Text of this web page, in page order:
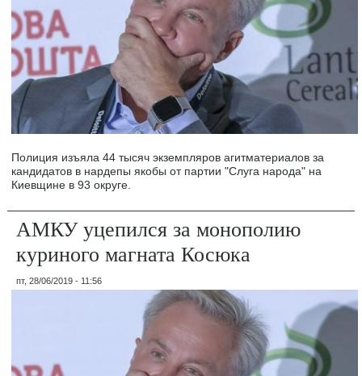
Полиция изъяла 44 тысяч экземпляров агитматериалов за
кандидатов в нардепы якобы от партии "Слуга народа" на
Киевщине в 93 округе.
АМКУ уцепился за монополию
куриного магната Косюка
пт, 28/06/2019 - 11:56